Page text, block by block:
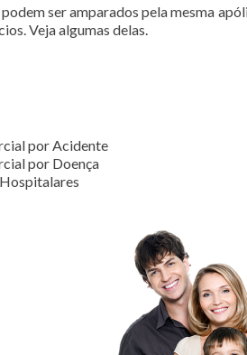
ser amparados pela mesma
Veja algumas delas.
por Acidente
por Doença